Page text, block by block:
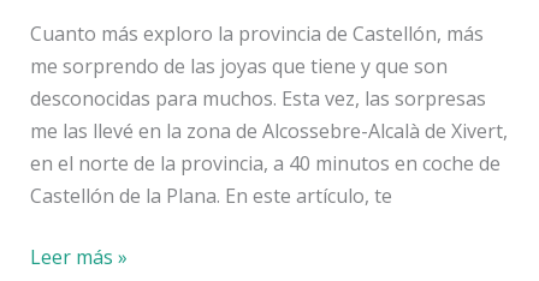
Cuanto más exploro la provincia de Castellón, más
me sorprendo de las joyas que tiene y que son
desconocidas para muchos. Esta vez, las sorpresas
me las llevé en la zona de Alcossebre-Alcalà de Xivert,
en el norte de la provincia, a 40 minutos en coche de
Castellón de la Plana. En este artículo, te
Qué
Leer más »